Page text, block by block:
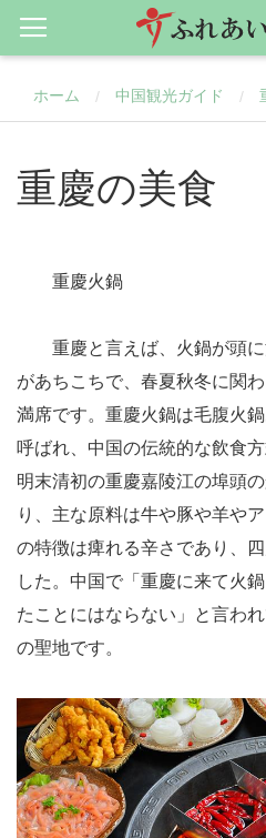
ホーム / 中国観光ガイド /
重慶の美食
重慶火鍋
重慶と言えば、火鍋が頭
があちこちで、春夏秋冬に関
満席です。重慶火鍋は毛腹火
呼ばれ、中国の伝統的な飲食
明末清初の重慶嘉陵江の埠頭
り、主な原料は牛や豚や羊や
の特徴は痺れる辛さであり、
した。中国で「重慶に来て火
たことにはならない」と言わ
の聖地です。